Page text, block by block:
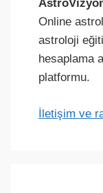
Online
astroloji
hesaplama
platformu.
İletişim ve